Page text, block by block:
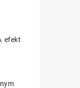
efekt